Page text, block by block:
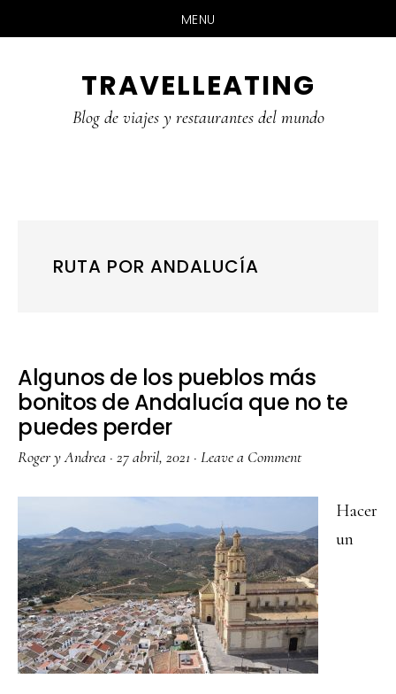
MENU
TRAVELLEATING
Blog de viajes y restaurantes del mundo
RUTA POR ANDALUCÍA
Algunos de los pueblos más
bonitos de Andalucía que no te
puedes perder
Roger y Andrea · 27 abril, 2021 · Leave a Comment
Hacer
un